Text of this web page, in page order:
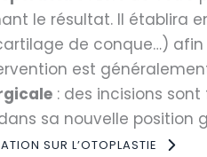
le résultat. Il établira
de conque…)
est
: des incisions
sa nouvelle position
SUR L’OTOPLASTIE